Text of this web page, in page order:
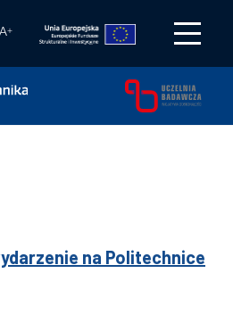
A+
na Politechnice